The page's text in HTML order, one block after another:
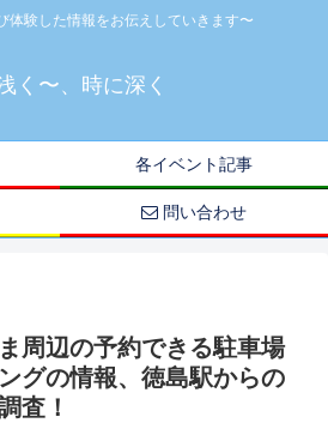
体験した情報をお伝えしていきます〜
く〜、時に深く
各イベント記事
問い合わせ
周辺の予約できる駐車場
グの情報、徳島駅からの
査！